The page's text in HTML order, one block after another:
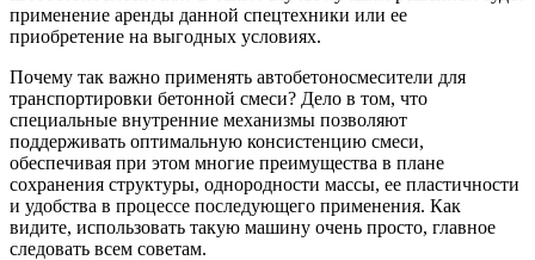
применение аренды данной спецтехники или ее
приобретение на выгодных условиях.
Почему так важно применять автобетоносмесители для
транспортировки бетонной смеси? Дело в том, что
специальные внутренние механизмы позволяют
поддерживать оптимальную консистенцию смеси,
обеспечивая при этом многие преимущества в плане
сохранения структуры, однородности массы, ее пластичности
и удобства в процессе последующего применения. Как
видите, использовать такую машину очень просто, главное
следовать всем советам.